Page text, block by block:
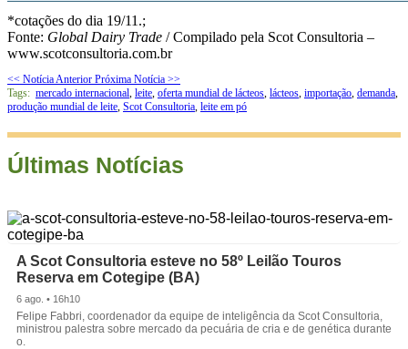
*cotações do dia 19/11.;
Fonte: Global Dairy Trade / Compilado pela Scot Consultoria –
www.scotconsultoria.com.br
<< Notícia Anterior Próxima Notícia >>
Tags: mercado internacional, leite, oferta mundial de lácteos, lácteos, importação, demanda,
produção mundial de leite, Scot Consultoria, leite em pó
Últimas Notícias
A Scot Consultoria esteve no 58º Leilão Touros
Reserva em Cotegipe (BA)
6 ago. • 16h10
Felipe Fabbri, coordenador da equipe de inteligência da Scot Consultoria,
ministrou palestra sobre mercado da pecuária de cria e de genética durante
o.